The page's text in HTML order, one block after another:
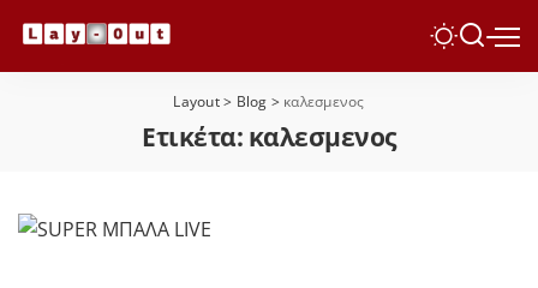
Layout> Blog > καλεσμενος
Ετικέτα: καλεσμενος